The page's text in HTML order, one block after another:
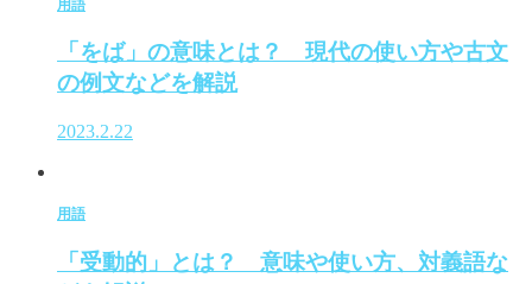
用語
「をば」の意味とは？ 現代の使い方や古文
の例文などを解説
2023.2.22
用語
「受動的」とは？ 意味や使い方、対義語な